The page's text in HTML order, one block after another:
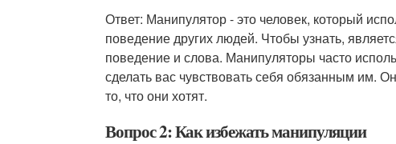
Ответ: Манипулятор - это человек, который
поведение других людей. Чтобы узнать,
поведение и слова. Манипуляторы часто
сделать вас чувствовать себя обязанным им.
то, что они хотят.
Вопрос 2: Как избежать манипуляции